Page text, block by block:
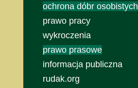
ochrona dóbr osobistych
prawo pracy
wykroczenia
prawo prasowe
informacja publiczna
rudak.org